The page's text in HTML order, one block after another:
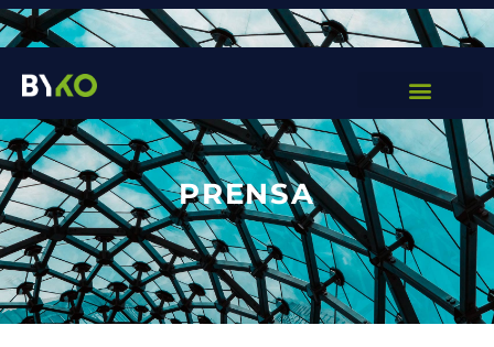
Català Español
PRENSA